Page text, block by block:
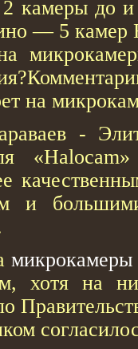
камеры до
— 5
на
-
и
хотя на